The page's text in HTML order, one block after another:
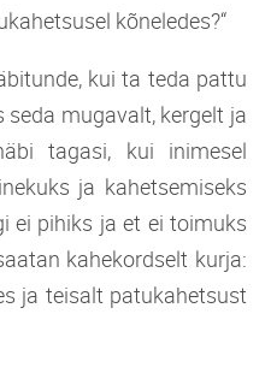
kõneledes?“
kui ta teda pattu
mugavalt, kergelt ja
tagasi, kui inimesel
ja kahetsemiseks
ei pihiks ja et ei toimuks
kahekordselt kurja:
ja teisalt patukahetsust